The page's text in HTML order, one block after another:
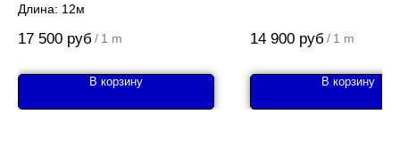
Длина: 12м
17 500 руб / 1 m
В корзину
14 900 руб / 1 m
В корзину